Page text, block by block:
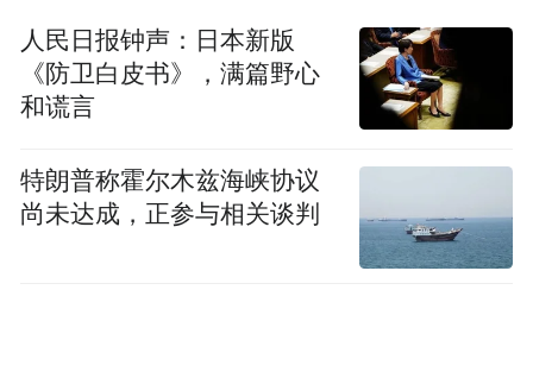
前，她受伤的脚还未痊愈，石膏需要继续戴
着，暂时没法正常行走。
有不认识的观众。被举起来时，刚开始有些
不稳，心里稍微有点害怕，但后面更多的是
开心和感动，希望我们永远现场见。”栾女士
人民日报钟声：日本新版
《防卫白皮书》，满篇野心
和谎言
特朗普称霍尔木兹海峡协议
尚未达成，正参与相关谈判